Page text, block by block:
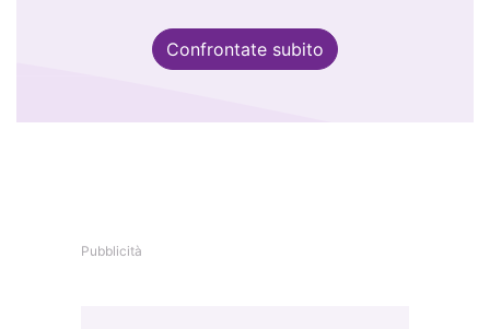
Confrontate subito
Pubblicità